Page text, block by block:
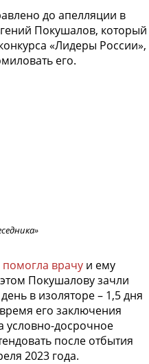
до апелляции в
Покушалов, который
«Лидеры России»,
его.
врачу и ему
Покушалову зачли
в изоляторе – 1,5 дня
его заключения
условно-досрочное
после отбытия
2023 года.